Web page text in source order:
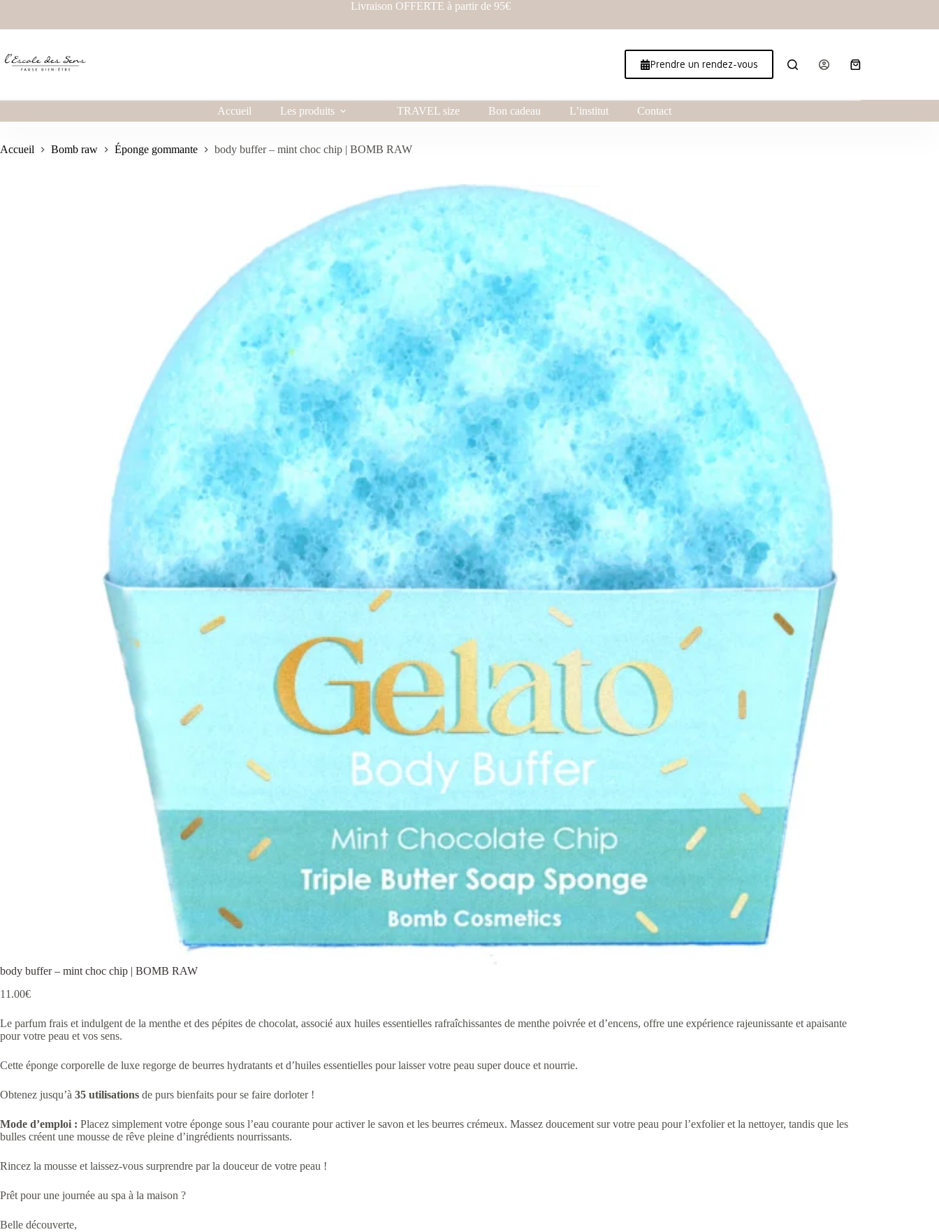
Livraison OFFERTE à partir de 95€
Prendre un rendez-vous
Accueil Les produits TRAVEL size Bon cadeau L’institut Contact
Accueil Bomb raw Éponge gommante body buffer – mint choc chip | BOMB RAW
body buffer – mint choc chip | BOMB RAW
11.00€
Le parfum frais et indulgent de la menthe et des pépites de chocolat, associé aux huiles essentielles rafraîchissantes de menthe poivrée et d’encens, offre une expérience rajeunissante et apaisante
pour votre peau et vos sens.
Cette éponge corporelle de luxe regorge de beurres hydratants et d’huiles essentielles pour laisser votre peau super douce et nourrie.
Obtenez jusqu’à 35 utilisations de purs bienfaits pour se faire dorloter !
Mode d’emploi : Placez simplement votre éponge sous l’eau courante pour activer le savon et les beurres crémeux. Massez doucement sur votre peau pour l’exfolier et la nettoyer, tandis que les
bulles créent une mousse de rêve pleine d’ingrédients nourrissants.
Rincez la mousse et laissez-vous surprendre par la douceur de votre peau !
Prêt pour une journée au spa à la maison ?
Belle découverte,